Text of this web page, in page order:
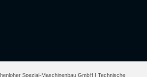
Spezial-Maschinenbau GmbH | Technische